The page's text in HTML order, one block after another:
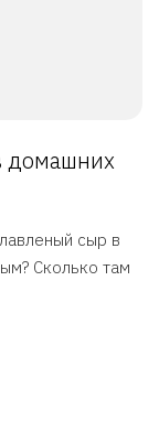
домашних
сыр в
Сколько там